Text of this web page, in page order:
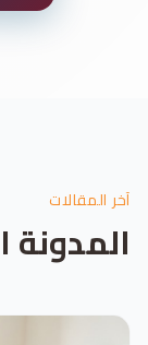
آخر المقالات
المدونة